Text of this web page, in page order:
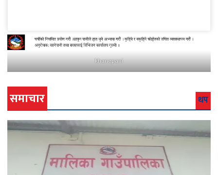
khanepani
समाचार थप